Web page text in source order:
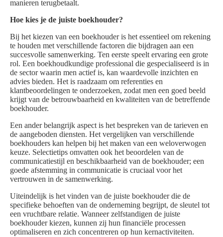
manieren terugbetaalt.
Hoe kies je de juiste boekhouder?
Bij het kiezen van een boekhouder is het essentieel om rekening
te houden met verschillende factoren die bijdragen aan een
succesvolle samenwerking. Ten eerste speelt ervaring een grote
rol. Een boekhoudkundige professional die gespecialiseerd is in
de sector waarin men actief is, kan waardevolle inzichten en
advies bieden. Het is raadzaam om referenties en
klantbeoordelingen te onderzoeken, zodat men een goed beeld
krijgt van de betrouwbaarheid en kwaliteiten van de betreffende
boekhouder.
Een ander belangrijk aspect is het bespreken van de tarieven en
de aangeboden diensten. Het vergelijken van verschillende
boekhouders kan helpen bij het maken van een weloverwogen
keuze. Selectietips omvatten ook het beoordelen van de
communicatiestijl en beschikbaarheid van de boekhouder; een
goede afstemming in communicatie is cruciaal voor het
vertrouwen in de samenwerking.
Uiteindelijk is het vinden van de juiste boekhouder die de
specifieke behoeften van de onderneming begrijpt, de sleutel tot
een vruchtbare relatie. Wanneer zelfstandigen de juiste
boekhouder kiezen, kunnen zij hun financiële processen
optimaliseren en zich concentreren op hun kernactiviteiten.